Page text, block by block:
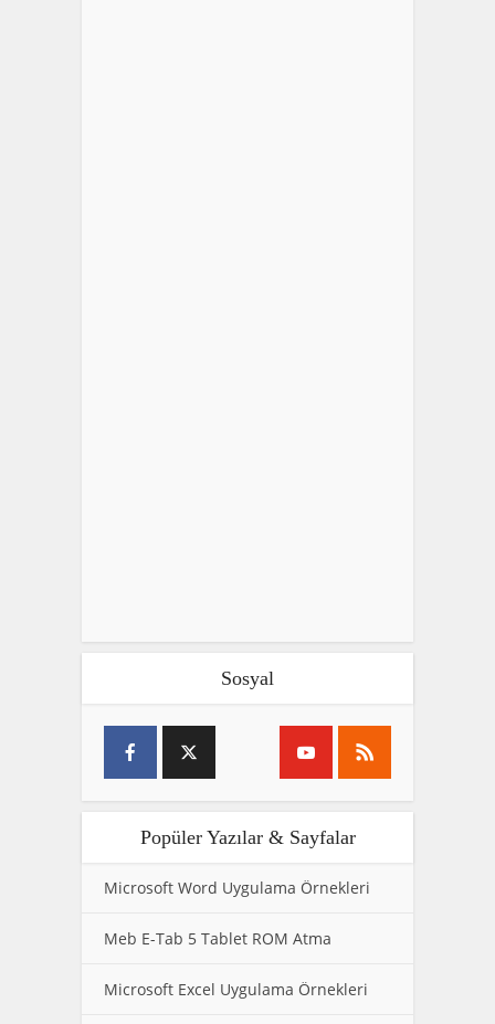
Sosyal
Popüler Yazılar & Sayfalar
Microsoft Word Uygulama Örnekleri
Meb E-Tab 5 Tablet ROM Atma
Microsoft Excel Uygulama Örnekleri